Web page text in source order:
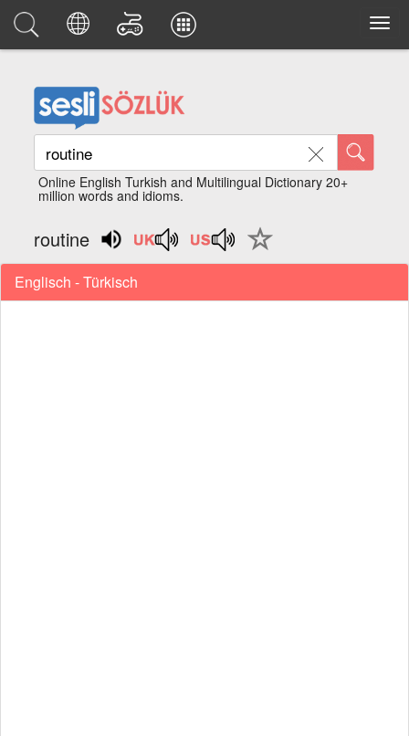
Online English Turkish and Multilingual Dictionary 20+
million words and idioms.
routine
Englisch - Türkisch